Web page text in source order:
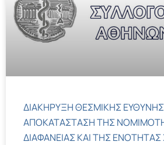
ΔΙΑΚΗΡΥΞΗ ΘΕΣΜΙΚΗΣ ΕΥΘΥΝΗΣ
ΑΠΟΚΑΤΑΣΤΑΣΗ ΤΗΣ
ΔΙΑΦΑΝΕΙΑΣ ΚΑΙ ΤΗΣ ΕΝΟΤΗΤΑΣ